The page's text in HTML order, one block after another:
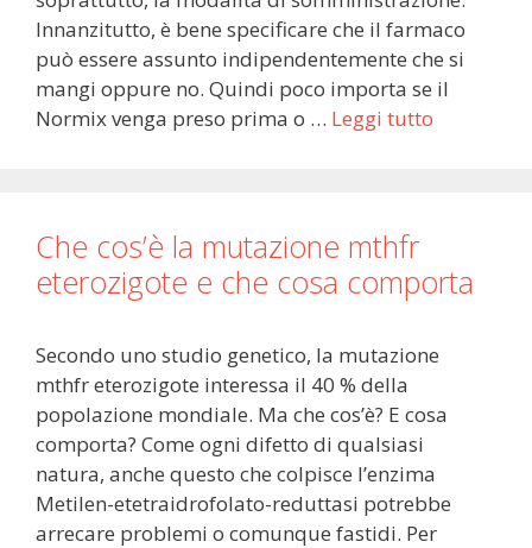
Innanzitutto, è bene specificare che il farmaco
può essere assunto indipendentemente che si
mangi oppure no. Quindi poco importa se il
Normix venga preso prima o … Leggi tutto
Che cos’è la mutazione mthfr
eterozigote e che cosa comporta
Secondo uno studio genetico, la mutazione
mthfr eterozigote interessa il 40 % della
popolazione mondiale. Ma che cos’è? E cosa
comporta? Come ogni difetto di qualsiasi
natura, anche questo che colpisce l’enzima
Metilen-etetraidrofolato-reduttasi potrebbe
arrecare problemi o comunque fastidi. Per